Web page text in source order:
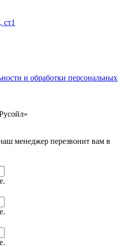
ст1
и обработки персональных
менеджер перезвонит вам в